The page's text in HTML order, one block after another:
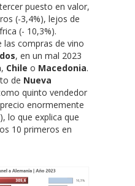
puesto en valor,
(-3,4%), lejos de
(- 10,3%).
las compras de vino
, en un mal 2023
, Chile o Macedonia.
de Nueva
quinto vendedor
enormemente
lo que explica que
10 primeros en